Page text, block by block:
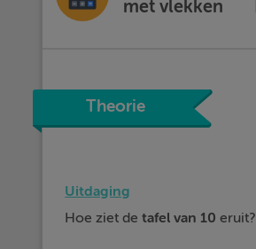
met vlekken
Theorie
Uitdaging
Hoe ziet detafel van 10 eruit?